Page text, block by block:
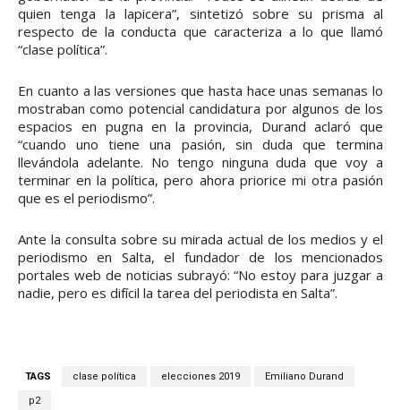
quien tenga la lapicera”, sintetizó sobre su prisma al
respecto de la conducta que caracteriza a lo que llamó
“clase política”.
En cuanto a las versiones que hasta hace unas semanas lo
mostraban como potencial candidatura por algunos de los
espacios en pugna en la provincia, Durand aclaró que
“cuando uno tiene una pasión, sin duda que termina
llevándola adelante. No tengo ninguna duda que voy a
terminar en la política, pero ahora priorice mi otra pasión
que es el periodismo”.
Ante la consulta sobre su mirada actual de los medios y el
periodismo en Salta, el fundador de los mencionados
portales web de noticias subrayó: “No estoy para juzgar a
nadie, pero es difícil la tarea del periodista en Salta”.
TAGS clase política elecciones 2019 Emiliano Durand
p2